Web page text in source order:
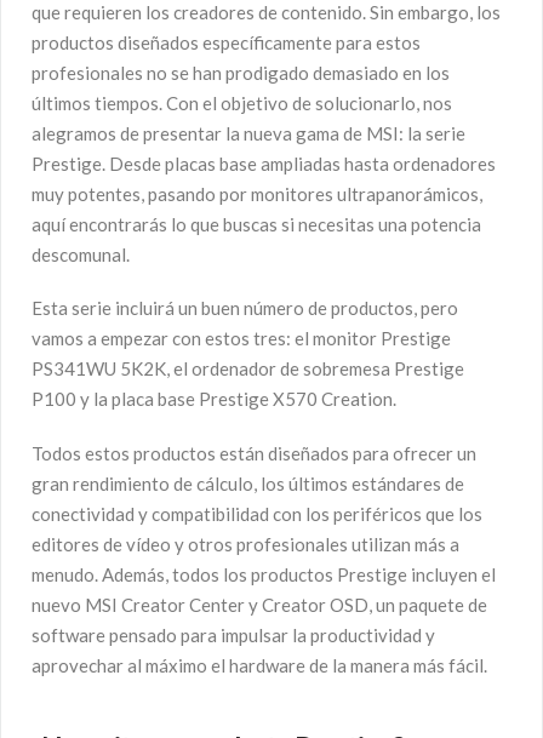
que requieren los creadores de contenido. Sin embargo, los
productos diseñados específicamente para estos
profesionales no se han prodigado demasiado en los
últimos tiempos. Con el objetivo de solucionarlo, nos
alegramos de presentar la nueva gama de MSI: la serie
Prestige. Desde placas base ampliadas hasta ordenadores
muy potentes, pasando por monitores ultrapanorámicos,
aquí encontrarás lo que buscas si necesitas una potencia
descomunal.
Esta serie incluirá un buen número de productos, pero
vamos a empezar con estos tres: el monitor Prestige
PS341WU 5K2K, el ordenador de sobremesa Prestige
P100 y la placa base Prestige X570 Creation.
Todos estos productos están diseñados para ofrecer un
gran rendimiento de cálculo, los últimos estándares de
conectividad y compatibilidad con los periféricos que los
editores de vídeo y otros profesionales utilizan más a
menudo. Además, todos los productos Prestige incluyen el
nuevo MSI Creator Center y Creator OSD, un paquete de
software pensado para impulsar la productividad y
aprovechar al máximo el hardware de la manera más fácil.